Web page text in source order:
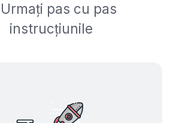
pas cu pas
instrucțiunile